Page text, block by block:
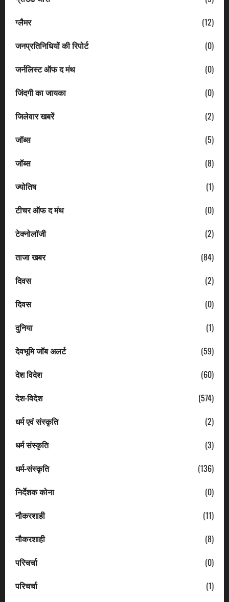
ग्लैमर
(12)
जनप्रतिनिधियों की रिपोर्ट
(0)
जर्नलिस्ट ऑफ द मंथ
(0)
जिंदगी का जायका
(0)
जिलेवार खबरें
(2)
जॉब्स
(5)
जॉब्स
(8)
ज्योतिष
(1)
टीचर ऑफ द मंथ
(0)
टेक्नोलॉजी
(2)
ताजा खबर
(84)
दिवस
(2)
दिवस
(0)
दुनिया
(1)
देवभूमि जॉब अलर्ट
(59)
देश विदेश
(60)
देश-विदेश
(574)
धर्म एवं संस्कृति
(2)
धर्म संस्कृति
(3)
धर्म-संस्कृति
(136)
निर्देशक कोना
(0)
नौकरशाही
(11)
नौकरशाही
(8)
परिचर्चा
(0)
परिचर्चा
(1)